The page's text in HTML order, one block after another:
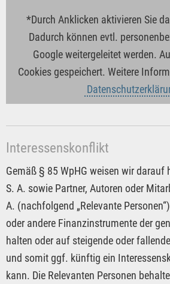
*Durch Anklicken aktivieren Sie
Dadurch können evtl.
Google weitergeleitet werden.
Cookies gespeichert. Weitere
Interessenskonflikt
Gemäß § 85 WpHG weisen wir darauf
S. A. sowie Partner, Autoren oder
A. (nachfolgend „Relevante
oder andere Finanzinstrumente der
halten oder auf steigende oder
und somit ggf. künftig ein
kann. Die Relevanten Personen